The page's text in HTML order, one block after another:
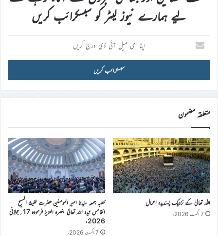
لیے ہمارے نیوز لیٹر کو سبسکرائب کریں
اپنا
ای
میل
ڈی
درج
کریں
متعلقہ مضمون
اللہ تعالیٰ کے نزدیک پسندیدہ اعمال
7 اگست 2026ء
خطبہ جمعہ سیّدنا امیر المومنین حضرت خلیفۃ المسیح
الخامس ایّدہ اللہ تعالیٰ بنصرہ العزیز فرمودہ 17؍جولائی
2026ء
7 اگست 2026ء